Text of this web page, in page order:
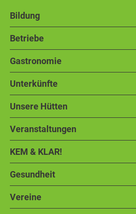
Bildung
Betriebe
Gastronomie
Unterkünfte
Unsere Hütten
Veranstaltungen
KEM & KLAR!
Gesundheit
Vereine